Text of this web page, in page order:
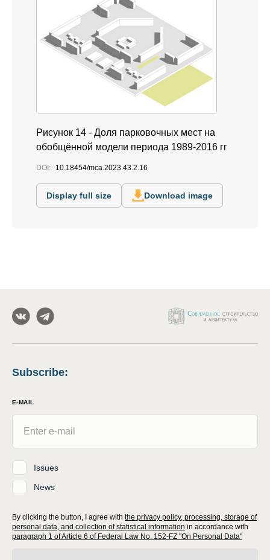
Рисунок 14 - Доля парковочных мест на
обобщённой модели периода 1989-2016 гг
DOI: 10.18454/mca.2023.43.2.16
Display full size Download image
Subscribe:
E-MAIL
Issues
News
By clicking the button, I agree with the privacy policy, processing, storage of
personal data, and collection of statistical information in accordance with
paragraph 1 of Article 6 of Federal Law No. 152-FZ "On Personal Data"